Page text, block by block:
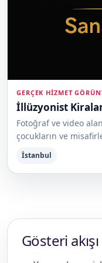
GERÇEK HIZMET
İllüzyonist
Fotoğraf ve video
çocukların ve
İstanbul
Gösteri